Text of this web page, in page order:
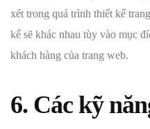
xét trong quá trình thiết kế
kế sẽ khác nhau tùy vào mục
khách hàng của trang web.
6. Các kỹ